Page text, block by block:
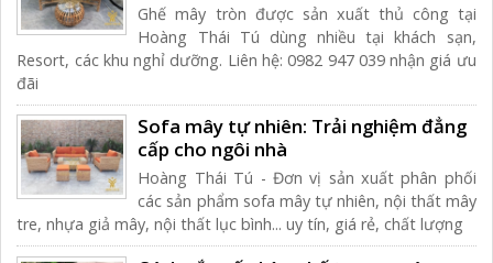
Ghế mây tròn được sản xuất thủ công tại
Hoàng Thái Tú dùng nhiều tại khách sạn,
Resort, các khu nghỉ dưỡng. Liên hệ: 0982 947 039 nhận giá ưu
đãi
Sofa mây tự nhiên: Trải nghiệm đẳng
cấp cho ngôi nhà
Hoàng Thái Tú - Đơn vị sản xuất phân phối
các sản phẩm sofa mây tự nhiên, nội thất mây
tre, nhựa giả mây, nội thất lục bình... uy tín, giá rẻ, chất lượng